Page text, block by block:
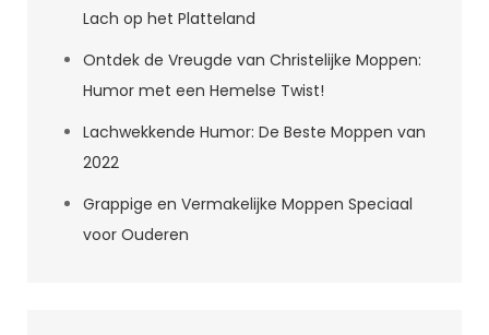
Lach op het Platteland
Ontdek de Vreugde van Christelijke Moppen:
Humor met een Hemelse Twist!
Lachwekkende Humor: De Beste Moppen van
2022
Grappige en Vermakelijke Moppen Speciaal
voor Ouderen